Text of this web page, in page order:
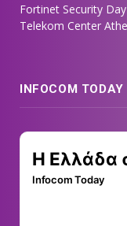
Fortinet Security
Telekom Center
INFOCOM TODAY